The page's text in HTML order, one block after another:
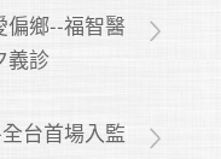
偏鄉--福智醫
義診
台首場入監